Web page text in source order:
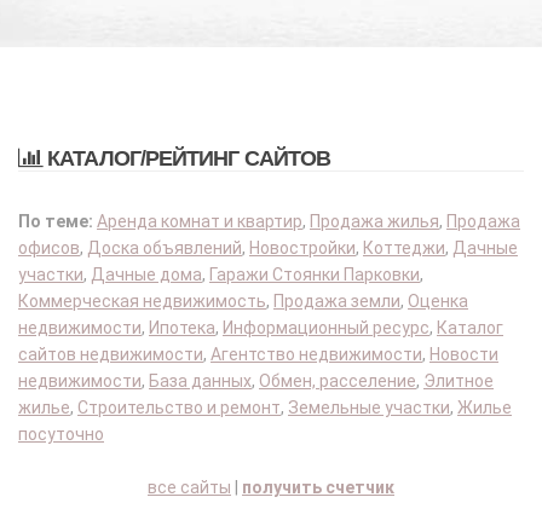
КАТАЛОГ/РЕЙТИНГ САЙТОВ
По теме: Аренда комнат и квартир, Продажа жилья, Продажа
офисов, Доска объявлений, Новостройки, Коттеджи, Дачные
участки, Дачные дома, Гаражи Стоянки Парковки,
Коммерческая недвижимость, Продажа земли, Оценка
недвижимости, Ипотека, Информационный ресурс, Каталог
сайтов недвижимости, Агентство недвижимости, Новости
недвижимости, База данных, Обмен, расселение, Элитное
жилье, Строительство и ремонт, Земельные участки, Жилье
посуточно
все сайты получить счетчик